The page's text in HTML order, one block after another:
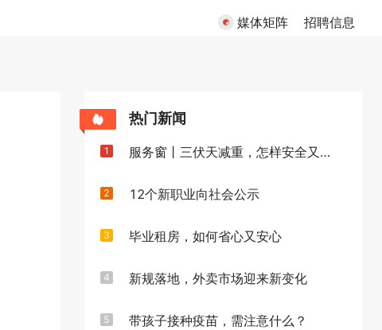
媒体矩阵 招聘信息
热门新闻
1 服务窗丨三伏天减重，怎样安全又高效
2 12个新职业向社会公示
3 毕业租房，如何省心又安心
4 新规落地，外卖市场迎来新变化
5 带孩子接种疫苗，需注意什么？